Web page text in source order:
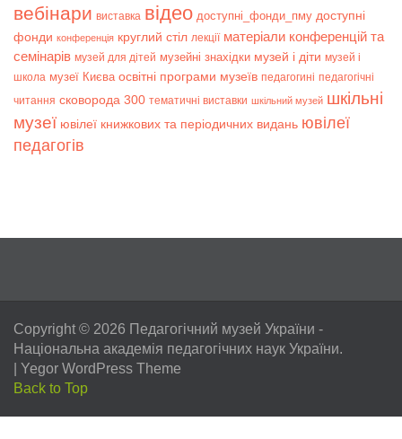
вебінари виставка відео доступні_фонди_пму доступні
фонди конференція круглий стіл лекції матеріали конференцій та
семінарів музей для дітей музейні знахідки музей і діти музей і
школа музеї Києва освітні програми музеїв педагогині педагогічні
читання сковорода 300 тематичні виставки шкільний музей шкільні
музеї ювілеї книжкових та періодичних видань ювілеї
педагогів
Copyright © 2026 Педагогічний музей України -
Національна академія педагогічних наук України.
Yegor WordPress Theme
Back to Top